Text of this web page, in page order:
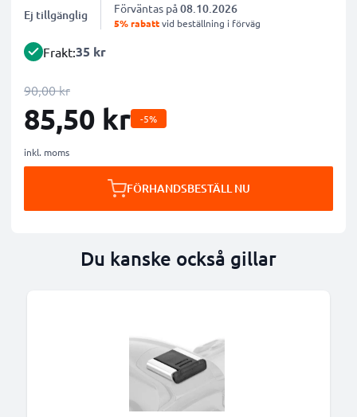
Ej tillgänglig Förväntas på08.10.2026
5% rabattvid beställning i förväg
Frakt:35 kr
90,00 kr
85,50 kr -5%
inkl. moms
FÖRHANDSBESTÄLL NU
Du kanske också gillar